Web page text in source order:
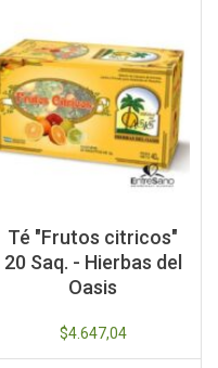
Té "Frutos citricos"
20 Saq. - Hierbas del
Oasis
$4.647,04